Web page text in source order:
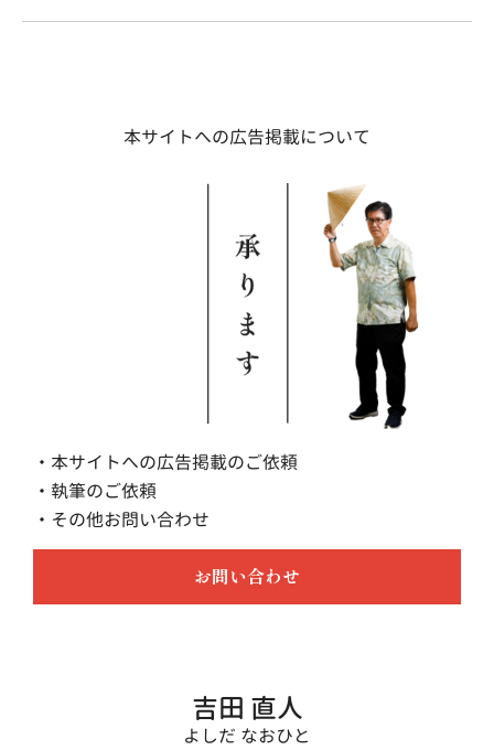
本サイトへの広告掲載について
・本サイトへの広告掲載のご依頼
・執筆のご依頼
・その他お問い合わせ
お問い合わせ
吉田 直人
よしだ なおひと